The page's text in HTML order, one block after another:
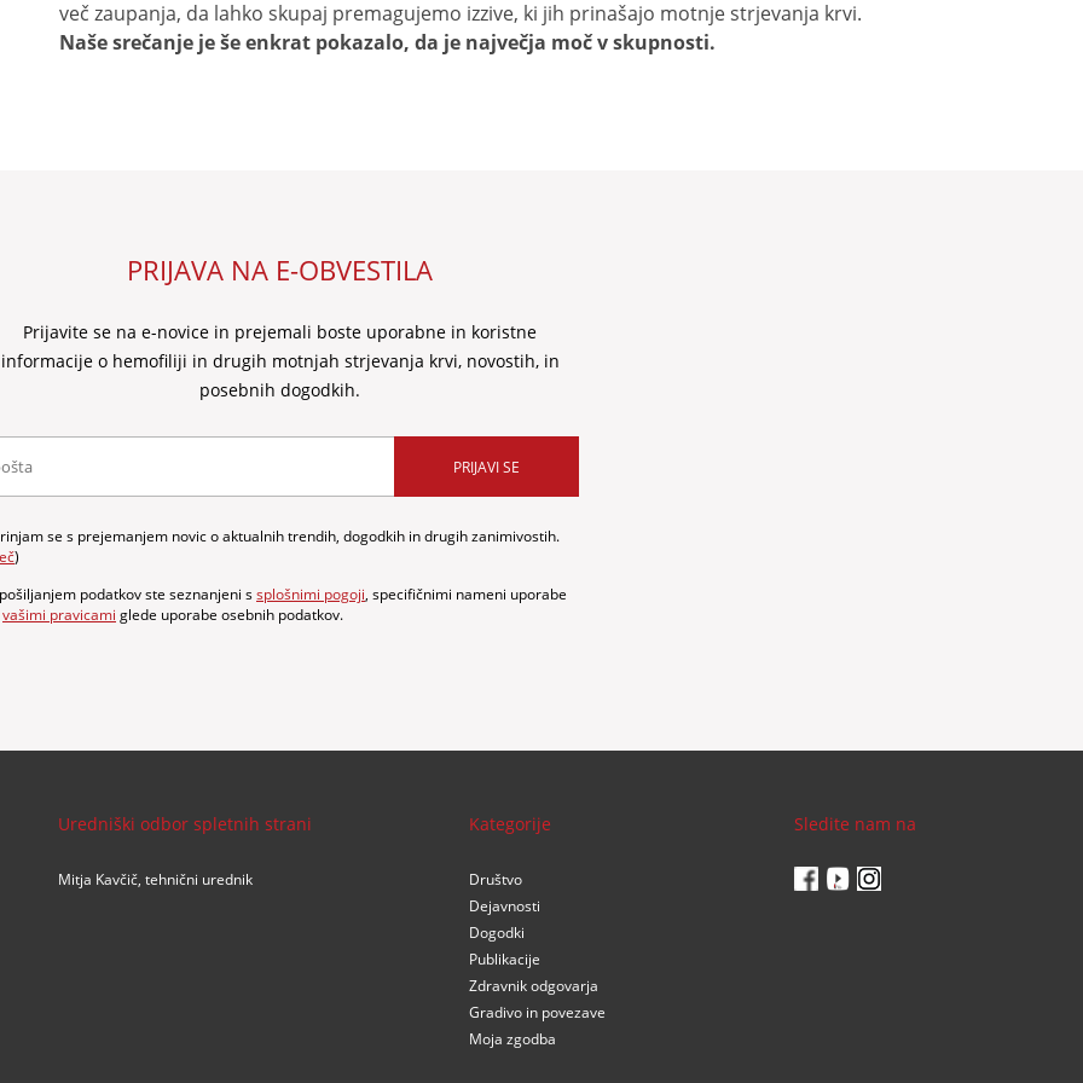
več zaupanja, da lahko skupaj premagujemo izzive, ki jih prinašajo motnje strjevanja krvi.
Naše srečanje je še enkrat pokazalo, da je največja moč v skupnosti.
PRIJAVA NA E-OBVESTILA
Prijavite se na e-novice in prejemali boste uporabne in koristne
informacije o hemofiliji in drugih motnjah strjevanja krvi, novostih, in
posebnih dogodkih.
PRIJAVI SE
se s prejemanjem novic o aktualnih trendih, dogodkih in drugih zanimivostih.
)
podatkov ste seznanjeni ssplošnimi pogoji, specifičnimi nameni uporabe
vašimi pravicami glede uporabe osebnih podatkov.
Uredniški odbor spletnih strani
Mitja Kavčič, tehnični urednik
Kategorije
Društvo
Dejavnosti
Dogodki
Publikacije
Zdravnik odgovarja
Gradivo in povezave
Moja zgodba
Sledite nam na